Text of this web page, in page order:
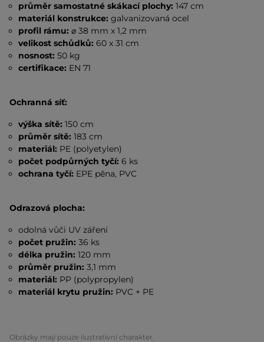
průměr samostatné skákací plochy: 147 cm
materiál konstrukce: galvanizovaná ocel
profil rámu: ⌀ 38 mm x 1,2 mm
velikost schůdků: 60 x 31 cm
nosnost:50 kg
certifikace: EN 71
Ochranná síť:
výška sítě:150 cm
průměr sítě:183 cm
materiál: PE (polyetylen)
počet podpůrných tyčí: 6 ks
ochrana tyčí: EPE pěna, PVC
Odrazová plocha:
odolná vůči UV záření
počet pružin:36 ks
délka pružin:120 mm
průměr pružin:3,1 mm
materiál: PP (polypropylen)
materiál krytu pružin: PVC + PE
Obrázky mají pouze ilustrativní charakter.